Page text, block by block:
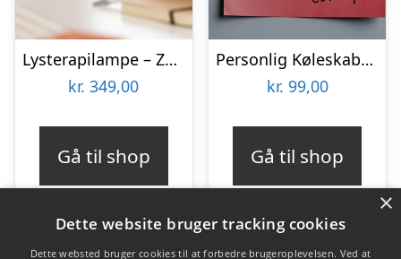
Lysterapilampe – Zenkuru
kr. 349,00
Gå til shop
Personlig Køleskabsmagnet med Foto – Hjerte
kr. 99,00
Gå til shop
×
Dette website bruger tracking cookies
Dette websted bruger cookies til at forbedre brugeroplevelsen. Ved at